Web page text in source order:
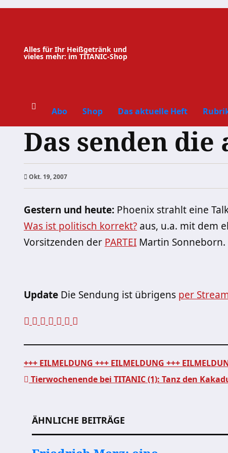
Zum
Alles für Ihr Heißgetränk und
vieles mehr: im TITANIC-Shop
Abo Shop Das aktuelle Heft
Das senden die
Okt. 19, 2007
Gestern und heute: Phoenix strahlt eine
Was ist politisch korrekt? aus, u.a. mit dem
Vorsitzenden der PARTEI Martin Sonneborn.
Update Die Sendung ist übrigens per
+++ EILMELDUNG +++ EILMELDUNG +++
Tierwochenende bei TITANIC (1): Tanz den
ÄHNLICHE BEITRÄGE